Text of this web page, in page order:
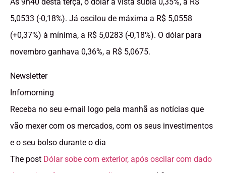
5,0533 (-0,18%). Já oscilou de máxima a R$ 5,0558
(+0,37%) à mínima, a R$ 5,0283 (-0,18%). O dólar para
novembro ganhava 0,36%, a R$ 5,0675.
Newsletter
Infomorning
Receba no seu e-mail logo pela manhã as notícias que
vão mexer com os mercados, com os seus investimentos
e o seu bolso durante o dia
The post Dólar sobe com exterior, após oscilar com dado